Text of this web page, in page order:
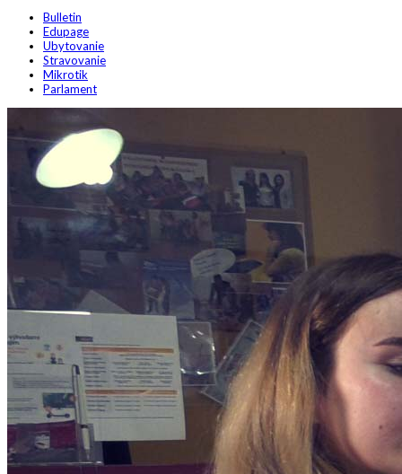
Bulletin
Edupage
Ubytovanie
Stravovanie
Mikrotik
Parlament